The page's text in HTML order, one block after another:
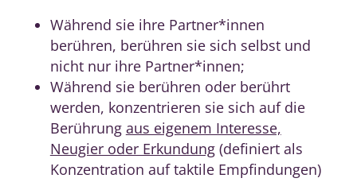
Während sie ihre Partner*innen
berühren, berühren sie sich selbst und
nicht nur ihre Partner*innen;
Während sie berühren oder berührt
werden, konzentrieren sie sich auf die
Berührung aus eigenem Interesse,
Neugier oder Erkundung(definiert als
Konzentration auf taktile Empfindungen)